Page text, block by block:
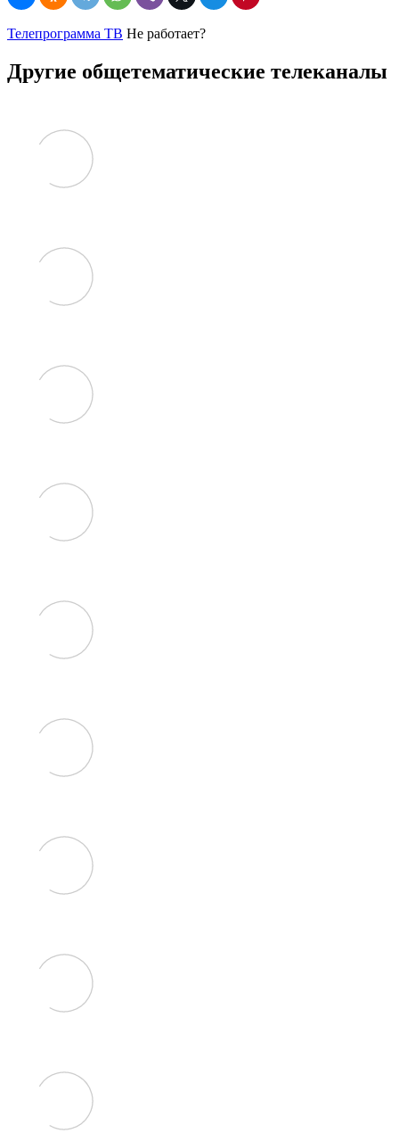
Телепрограмма ТВ Не работает?
Другие общетематические телеканалы